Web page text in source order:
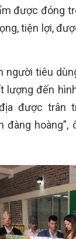
được đóng
tiện lợi,
người tiêu
lượng đến
được trân
đàng hoàng”,